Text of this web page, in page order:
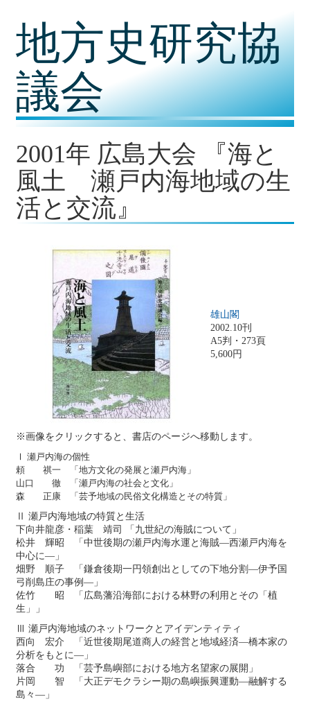
地方史研究協
議会
2001年 広島大会 『海と
風土 瀬戸内海地域の生
活と交流』
雄山閣
2002.10刊
A5判・273頁
5,600円
※画像をクリックすると、書店のページへ移動します。
Ⅰ 瀬戸内海の個性
頼 祺一 「地方文化の発展と瀬戸内海」
山口 徹 「瀬戸内海の社会と文化」
森 正康 「芸予地域の民俗文化構造とその特質」
Ⅱ 瀬戸内海地域の特質と生活
下向井龍彦・稲葉 靖司 「九世紀の海賊について」
松井 輝昭 「中世後期の瀬戸内海水運と海賊―西瀬戸内海を
中心に―」
畑野 順子 「鎌倉後期一円領創出としての下地分割―伊予国
弓削島庄の事例―」
佐竹 昭 「広島藩沿海部における林野の利用とその「植
生」」
Ⅲ 瀬戸内海地域のネットワークとアイデンティティ
西向 宏介 「近世後期尾道商人の経営と地域経済―橋本家の
分析をもとに―」
落合 功 「芸予島嶼部における地方名望家の展開」
片岡 智 「大正デモクラシー期の島嶼振興運動―融解する
島々―」